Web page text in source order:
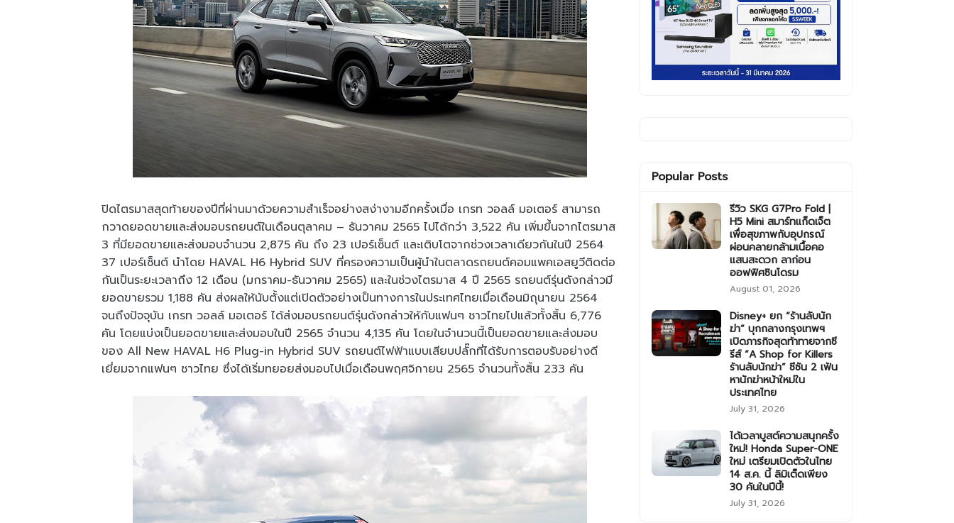
ปิดไตรมาสสุดท้ายของปีที่ผ่านมาด้วยความสำเร็จอย่างสง่างามอีกครั้งเมื่อ เกรท วอลล์ มอเตอร์ สามารถ
กวาดยอดขายและส่งมอบรถยนต์ในเดือนตุลาคม – ธันวาคม 2565 ไปได้กว่า 3,522 คัน เพิ่มขึ้นจากไตรมาส
3 ที่มียอดขายและส่งมอบจำนวน 2,875 คัน ถึง 23 เปอร์เซ็นต์ และเติบโตจากช่วงเวลาเดียวกันในปี 2564
37 เปอร์เซ็นต์ นำโดย HAVAL H6 Hybrid SUV ที่ครองความเป็นผู้นำในตลาดรถยนต์คอมแพคเอสยูวีติดต่อ
กันเป็นระยะเวลาถึง 12 เดือน (มกราคม-ธันวาคม 2565) และในช่วงไตรมาส 4 ปี 2565 รถยนต์รุ่นดังกล่าวมี
ยอดขายรวม 1,188 คัน ส่งผลให้นับตั้งแต่เปิดตัวอย่างเป็นทางการในประเทศไทยเมื่อเดือนมิถุนายน 2564
จนถึงปัจจุบัน เกรท วอลล์ มอเตอร์ ได้ส่งมอบรถยนต์รุ่นดังกล่าวให้กับแฟนๆ ชาวไทยไปแล้วทั้งสิ้น 6,776
คัน โดยแบ่งเป็นยอดขายและส่งมอบในปี 2565 จำนวน 4,135 คัน โดยในจำนวนนี้เป็นยอดขายและส่งมอบ
ของ All New HAVAL H6 Plug-in Hybrid SUV รถยนต์ไฟฟ้าแบบเสียบปลั๊กที่ได้รับการตอบรับอย่างดี
เยี่ยมจากแฟนๆ ชาวไทย ซึ่งได้เริ่มทยอยส่งมอบไปเมื่อเดือนพฤศจิกายน 2565 จำนวนทั้งสิ้น 233 คัน
Popular Posts
รีวิว SKG G7Pro Fold |
H5 Mini สมาร์ทแก็ดเจ็ต
เพื่อสุขภาพกับอุปกรณ์
ผ่อนคลายกล้ามเนื้อคอ
แสนสะดวก ลาก่อน
ออฟฟิศซินโดรม
August 01, 2026
Disney+ ยก “ร้านลับนัก
ฆ่า” บุกกลางกรุงเทพฯ
เปิดภารกิจสุดท้าทายจากซี
รีส์ “A Shop for Killers
ร้านลับนักฆ่า” ซีซัน 2 เฟ้น
หานักฆ่าหน้าใหม่ใน
ประเทศไทย
July 31, 2026
ได้เวลาบูสต์ความสนุกครั้ง
ใหม่! Honda Super-ONE
ใหม่ เตรียมเปิดตัวในไทย
14 ส.ค. นี้ ลิมิเต็ดเพียง
30 คันในปีนี้!
July 31, 2026